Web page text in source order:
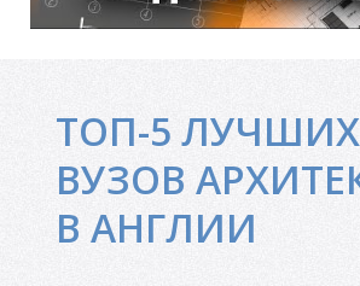
ТОП-5 ЛУЧШИХ
ВУЗОВ
В АНГЛИИ